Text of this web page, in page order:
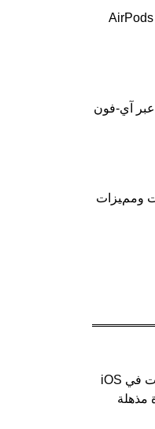
ميزات سماعات AirPods
آي-فون
ومميزات
تطبيق الاختصارات في iOS